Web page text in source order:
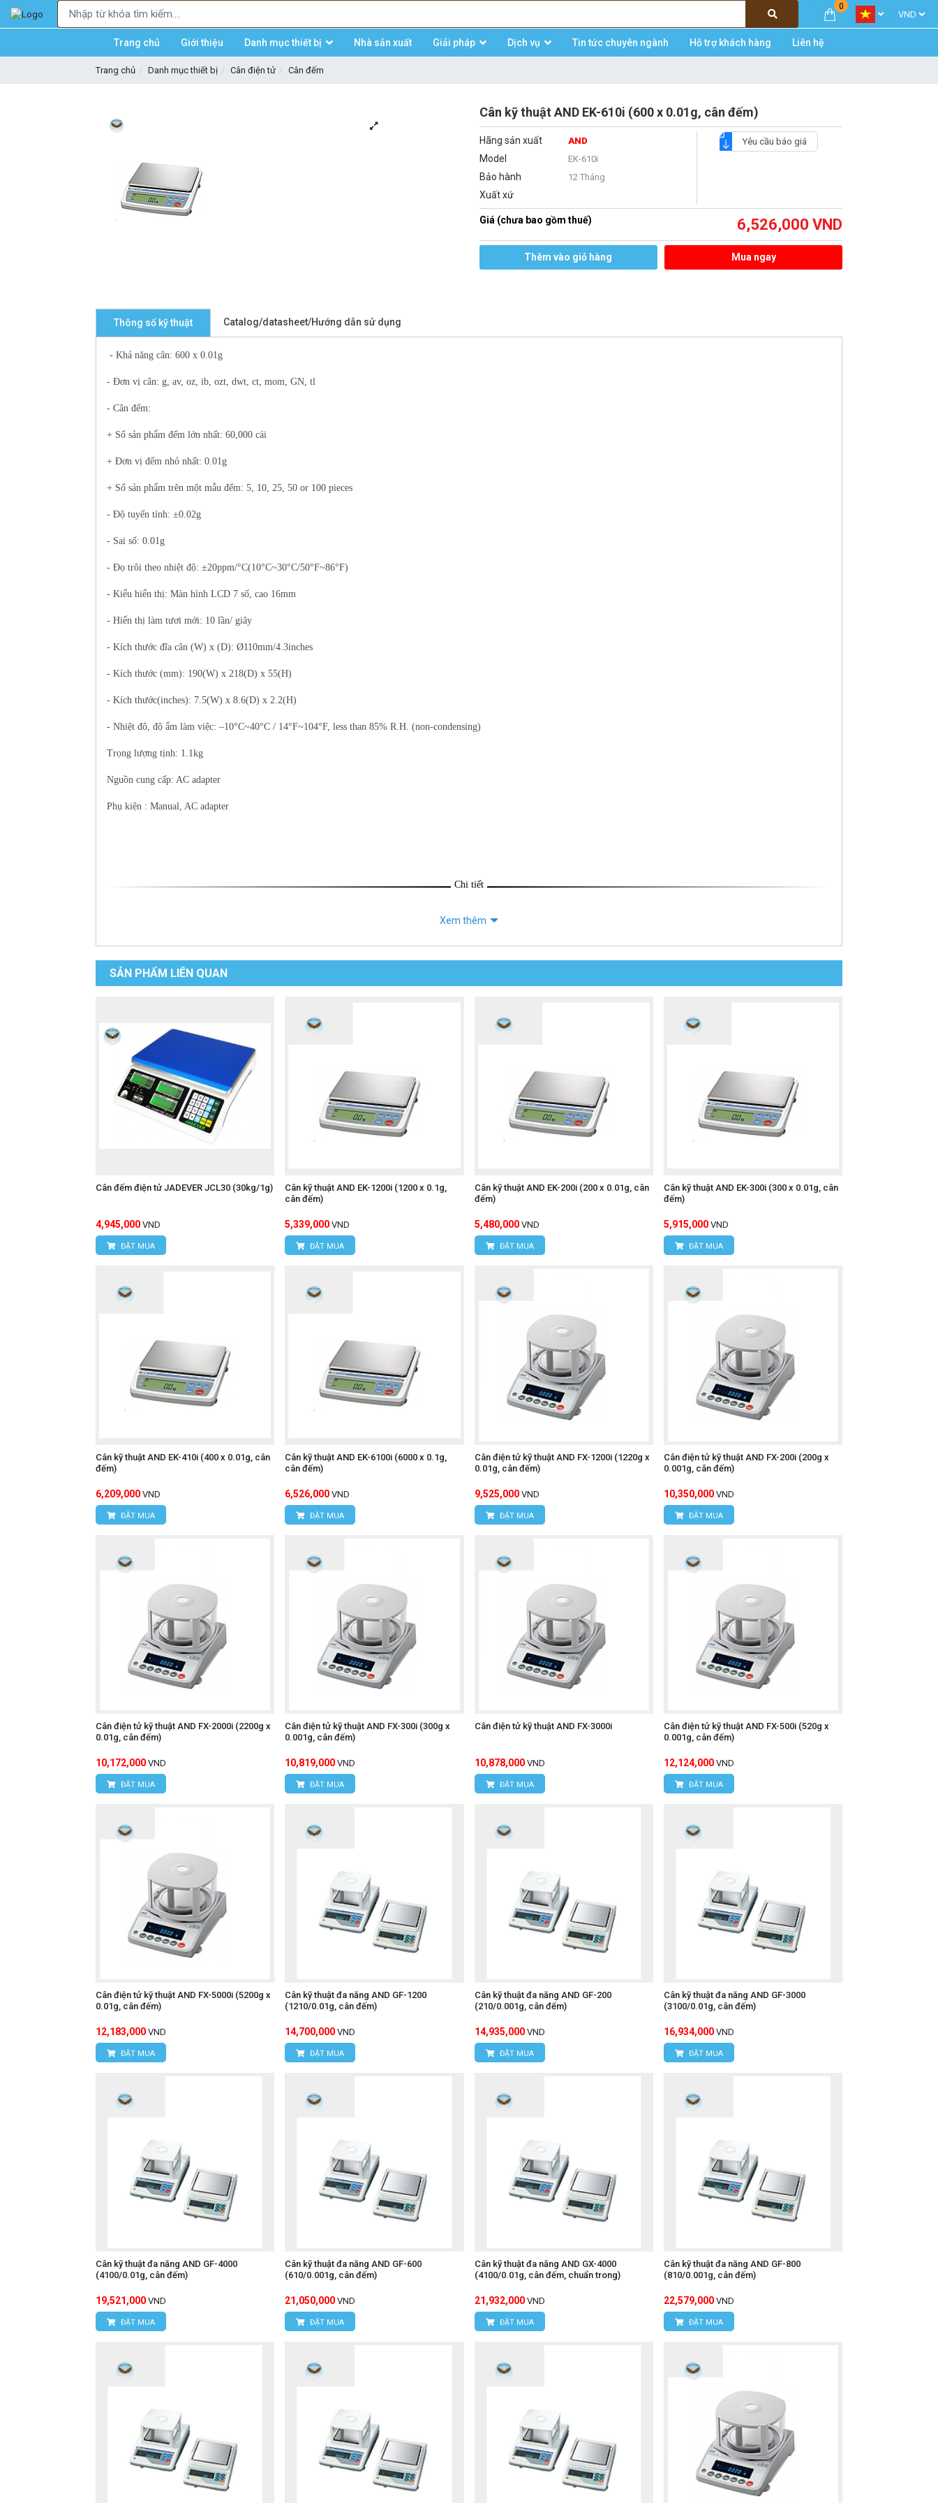
0
Trang chủ Giới thiệu Danh mục thiết bị Nhà sản xuất Giải pháp Dịch vụ Tin tức chuyên ngành Hỗ trợ khách hàng Liên hệ
Trang chủ Danh mục thiết bị Cân điện tử Cân đếm
Cân kỹ thuật AND EK-610i (600 x 0.01g, cân đếm)
Hãng sản xuất AND
Model EK-610i
Bảo hành 12 Tháng
Xuất xứ
Yêu cầu báo giá
Giá (chưa bao gồm thuế) 6,526,000 VND
Thêm vào giỏ hàng Mua ngay
Thông số kỹ thuật Catalog/datasheet/Hướng dẫn sử dụng
- Khả năng cân: 600 x 0.01g
- Đơn vị cân: g, av, oz, ib, ozt, dwt, ct, mom, GN, tl
- Cân đếm:
+ Số sản phẩm đếm lớn nhất: 60,000 cái
+ Đơn vị đếm nhỏ nhất: 0.01g
+ Số sản phẩm trên một mẫu đếm: 5, 10, 25, 50 or 100 pieces
- Độ tuyến tính: ±0.02g
- Sai số: 0.01g
- Đọ trôi theo nhiệt độ: ±20ppm/°C(10°C~30°C/50°F~86°F)
- Kiểu hiển thị: Màn hình LCD 7 số, cao 16mm
- Hiển thị làm tươi mới: 10 lần/ giây
- Kích thước đĩa cân (W) x (D): Ø110mm/4.3inches
- Kích thước (mm): 190(W) x 218(D) x 55(H)
- Kích thước(inches): 7.5(W) x 8.6(D) x 2.2(H)
- Nhiệt đô, độ ẩm làm việc: –10°C~40°C / 14°F~104°F, less than 85% R.H. (non-condensing)
Trọng lượng tịnh: 1.1kg
Nguồn cung cấp: AC adapter
Phụ kiện : Manual, AC adapter
Chi tiết
Xem thêm
SẢN PHẨM LIÊN QUAN
Cân đếm điện tử JADEVER JCL30 (30kg/1g)
4,945,000 VND
ĐẶT MUA
Cân kỹ thuật AND EK-1200i (1200 x 0.1g,
cân đếm)
5,339,000 VND
ĐẶT MUA
Cân kỹ thuật AND EK-200i (200 x 0.01g, cân
đếm)
5,480,000 VND
ĐẶT MUA
Cân kỹ thuật AND EK-300i (300 x 0.01g, cân
đếm)
5,915,000 VND
ĐẶT MUA
Cân kỹ thuật AND EK-410i (400 x 0.01g, cân
đếm)
6,209,000 VND
ĐẶT MUA
Cân kỹ thuật AND EK-6100i (6000 x 0.1g,
cân đếm)
6,526,000 VND
ĐẶT MUA
Cân điện tử kỹ thuật AND FX-1200i (1220g x
0.01g, cân đếm)
9,525,000 VND
ĐẶT MUA
Cân điện tử kỹ thuật AND FX-200i (200g x
0.001g, cân đếm)
10,350,000 VND
ĐẶT MUA
Cân điện tử kỹ thuật AND FX-2000i (2200g x
0.01g, cân đếm)
10,172,000 VND
ĐẶT MUA
Cân điện tử kỹ thuật AND FX-300i (300g x
0.001g, cân đếm)
10,819,000 VND
ĐẶT MUA
Cân điện tử kỹ thuật AND FX-3000i
10,878,000 VND
ĐẶT MUA
Cân điện tử kỹ thuật AND FX-500i (520g x
0.001g, cân đếm)
12,124,000 VND
ĐẶT MUA
Cân điện tử kỹ thuật AND FX-5000i (5200g x
0.01g, cân đếm)
12,183,000 VND
ĐẶT MUA
Cân kỹ thuật đa năng AND GF-1200
(1210/0.01g, cân đếm)
14,700,000 VND
ĐẶT MUA
Cân kỹ thuật đa năng AND GF-200
(210/0.001g, cân đếm)
14,935,000 VND
ĐẶT MUA
Cân kỹ thuật đa năng AND GF-3000
(3100/0.01g, cân đếm)
16,934,000 VND
ĐẶT MUA
Cân kỹ thuật đa năng AND GF-4000
(4100/0.01g, cân đếm)
19,521,000 VND
ĐẶT MUA
Cân kỹ thuật đa năng AND GF-600
(610/0.001g, cân đếm)
21,050,000 VND
ĐẶT MUA
Cân kỹ thuật đa năng AND GX-4000
(4100/0.01g, cân đếm, chuẩn trong)
21,932,000 VND
ĐẶT MUA
Cân kỹ thuật đa năng AND GF-800
(810/0.001g, cân đếm)
22,579,000 VND
ĐẶT MUA